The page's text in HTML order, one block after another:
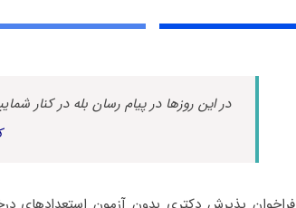
در این روزها در پیام رسان بله در کنار